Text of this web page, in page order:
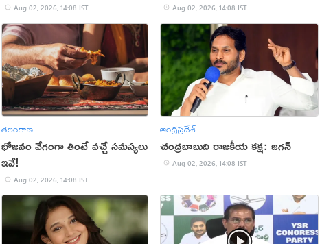
Aug 02, 2026, 14:08 IST Aug 02, 2026, 14:08 IST
తెలంగాణ
భోజనం వేగంగా తింటే వచ్చే సమస్యలు
ఇవే!
Aug 02, 2026, 14:08 IST
ఆంధ్రప్రదేశ్
చంద్రబాబుది రాజకీయ కక్ష: జగన్
Aug 02, 2026, 14:08 IST